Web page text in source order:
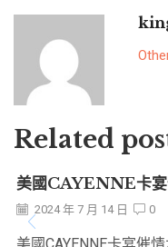
Related
美國CAYENNE卡宴
2024 年 7 月 14 日 0